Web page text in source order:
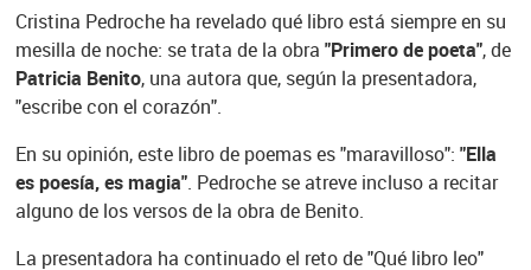
Cristina Pedroche ha revelado qué libro está siempre en su
mesilla de noche: se trata de la obra "Primero de poeta", de
Patricia Benito, una autora que, según la presentadora,
"escribe con el corazón".
En su opinión, este libro de poemas es "maravilloso": "Ella
es poesía, es magia". Pedroche se atreve incluso a recitar
alguno de los versos de la obra de Benito.
La presentadora ha continuado el reto de "Qué libro leo"